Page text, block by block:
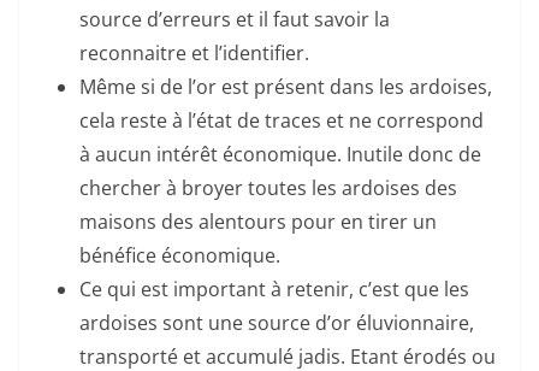
source d’erreurs et il faut savoir la
reconnaitre et l’identifier.
Même si de l’or est présent dans les ardoises,
cela reste à l’état de traces et ne correspond
à aucun intérêt économique. Inutile donc de
chercher à broyer toutes les ardoises des
maisons des alentours pour en tirer un
bénéfice économique.
Ce qui est important à retenir, c’est que les
ardoises sont une source d’or éluvionnaire,
transporté et accumulé jadis. Etant érodés ou